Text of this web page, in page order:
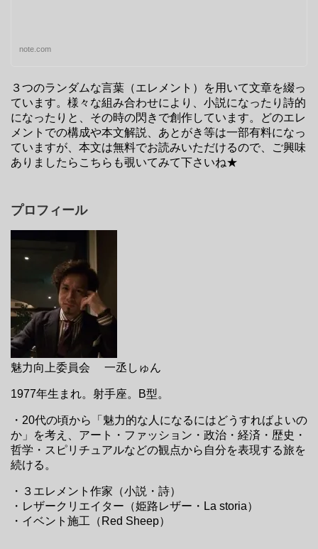
note.com
３つのランダムな言葉（エレメント）を用いて文章を綴っ
ています。様々な組み合わせにより、小説になったり詩的
になったりと、その時の閃きで創作しています。どのエレ
メントでの構成や本文解説、あとがき等は一部有料になっ
ていますが、本文は無料でお読みいただけるので、ご興味
ありましたらこちらも覗いてみて下さいね★
プロフィール
魅力向上委員会 一丞しゅん
1977年生まれ。射手座。B型。
・20代の頃から「魅力的な人になるにはどうすればよいの
か」を考え、アート・ファッション・政治・経済・歴史・
哲学・スピリチュアルなどの観点から自分を表現する旅を
続ける。
・３エレメント作家（小説・詩）
・レザークリエイター（姫路レザー・La storia）
・イベント施工（Red Sheep）